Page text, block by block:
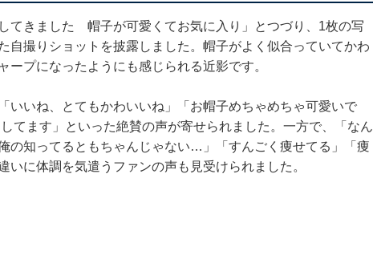
てきました 帽子が可愛くてお気に入り」とつづり、1枚の写
自撮りショットを披露しました。帽子がよく似合っていてかわ
プになったようにも感じられる近影です。
いいね、とてもかわいいね」「お帽子めちゃめちゃ可愛いで
てます」といった絶賛の声が寄せられました。一方で、「なん
の知ってるともちゃんじゃない…」「すんごく痩せてる」「痩
に体調を気遣うファンの声も見受けられました。